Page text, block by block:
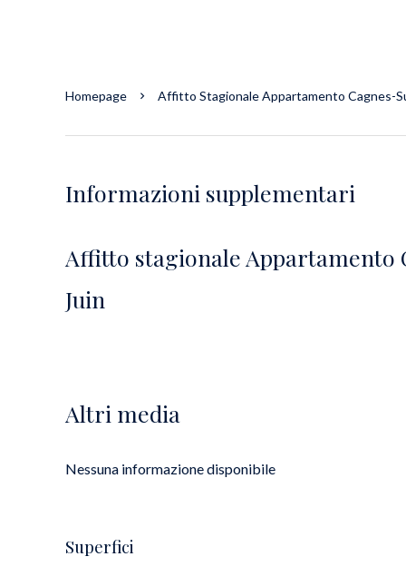
Homepage Affitto Stagionale Appartamento Cagnes-
Informazioni supplementari
Affitto stagionale
Juin
Altri media
Nessuna informazione disponibile
Superfici